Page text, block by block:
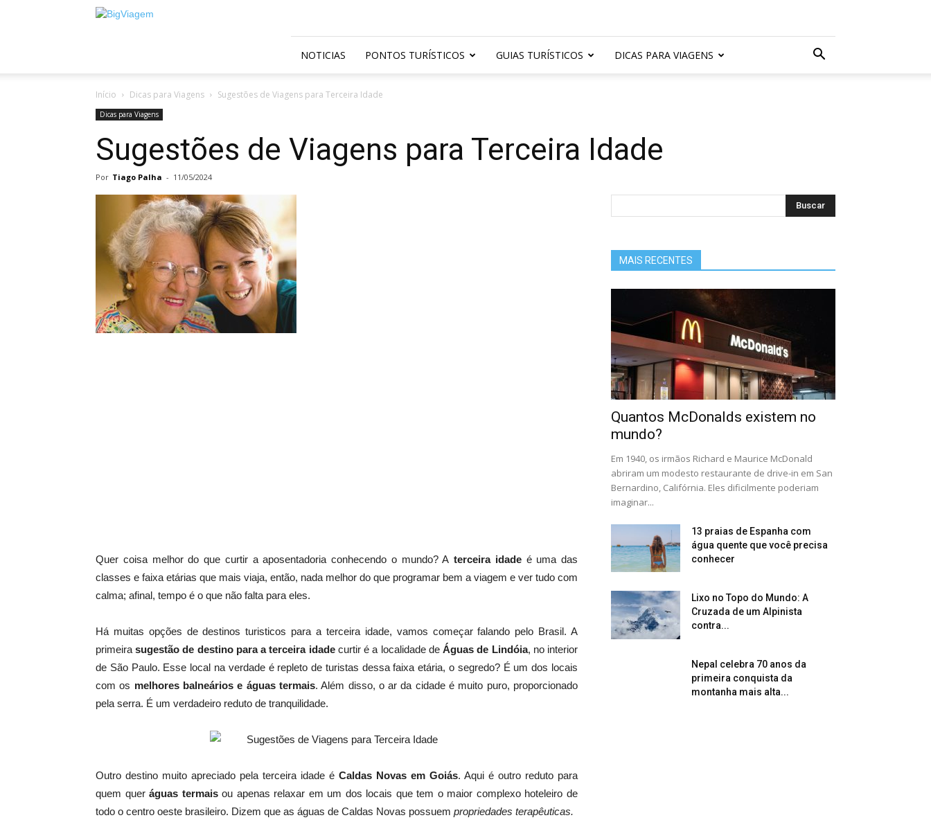
BigViagem
NOTICIAS PONTOS TURÍSTICOS GUIAS TURÍSTICOS DICAS PARA VIAGENS
Início Dicas para Viagens Sugestões de Viagens para Terceira Idade
Dicas para Viagens
Sugestões de Viagens para Terceira Idade
Por Tiago Palha - 11/05/2024
Quer coisa melhor do que curtir a aposentadoria conhecendo o mundo? A terceira idadeé uma das
classes e faixa etárias que mais viaja, então, nada melhor do que programar bem a viagem e ver tudo com
calma; afinal, tempo é o que não falta para eles.
Há muitas opções de destinos turisticos para a terceira idade, vamos começar falando pelo Brasil. A
primeirasugestão de destino para a terceira idadecurtir é a localidade deÁguas de Lindóia, no interior
de São Paulo. Esse local na verdade é repleto de turistas dessa faixa etária, o segredo? É um dos locais
com os melhores balneários e águas termais. Além disso, o ar da cidade é muito puro, proporcionado
pela serra. É um verdadeiro reduto de tranquilidade.
Outro destino muito apreciado pela terceira idade é Caldas Novas em Goiás. Aqui é outro reduto para
quem queráguas termaisou apenas relaxar em um dos locais que tem o maior complexo hoteleiro de
todo o centro oeste brasileiro. Dizem que as águas de Caldas Novas possuem propriedades terapêuticas.
MAIS RECENTES
Quantos McDonalds existem no
mundo?
Em 1940, os irmãos Richard e Maurice McDonald
abriram um modesto restaurante de drive-in em San
Bernardino, Califórnia. Eles dificilmente poderiam
imaginar...
13 praias de Espanha com
água quente que você precisa
conhecer
Lixo no Topo do Mundo: A
Cruzada de um Alpinista
contra...
Nepal celebra 70 anos da
primeira conquista da
montanha mais alta...